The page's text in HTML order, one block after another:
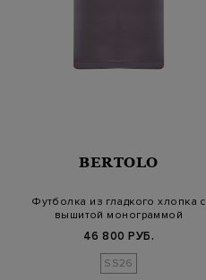
BERTOLO
Футболка из гладкого хлопка с
вышитой монограммой
46 800 РУБ.
SS26